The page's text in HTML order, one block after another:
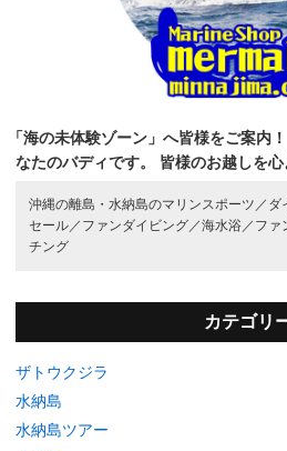
「海の未体験ゾーン」へ皆様をご案内！
なたのバディです。
皆様のお越しを心
沖縄の離島・水納島のマリンスポーツ／ ダ
セール／ ファンダイビング／海水浴／ ファ
チング
カテゴリ
ザトウクジラ
水納島
水納島ツアー